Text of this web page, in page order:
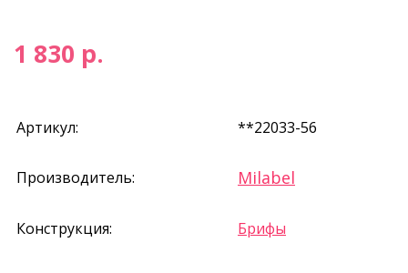
1 830 р.
Артикул: **22033-56
Производитель: Milabel
Конструкция: Брифы